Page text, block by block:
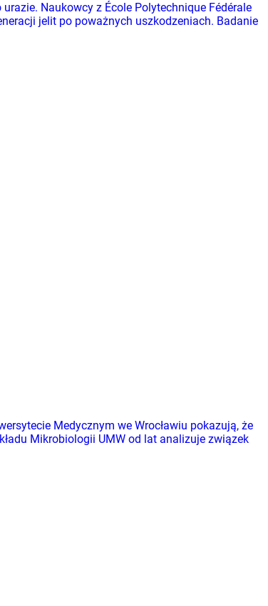
Naukowcy z École Polytechnique Fédérale
jelit po poważnych uszkodzeniach. Badanie
Medycznym we Wrocławiu pokazują, że
Mikrobiologii UMW od lat analizuje związek